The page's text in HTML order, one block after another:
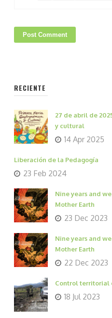
RECIENTE
27 de abril de
y cultural
14 Apr 2025
Liberación de la Pedagogía
23 Feb 2024
Nine years and
Mother Earth
23 Dec 2023
Nine years and
Mother Earth
22 Dec 2023
Control territorial
18 Jul 2023